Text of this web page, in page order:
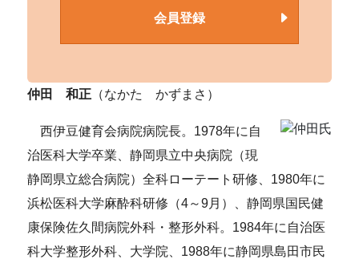
会員登録
仲田 和正 （なかた かずまさ）
西伊豆健育会病院病院長。1978年に自
治医科大学卒業、静岡県立中央病院（現
静岡県立総合病院）全科ローテート研修、1980年に
浜松医科大学麻酔科研修（4～9月）、静岡県国民健
康保険佐久間病院外科・整形外科。1984年に自治医
科大学整形外科、大学院、1988年に静岡県島田市民